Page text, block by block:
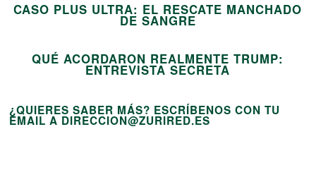
CASO PLUS ULTRA: EL RESCATE MANCHADO
DE SANGRE
QUÉ ACORDARON REALMENTE TRUMP:
ENTREVISTA SECRETA
¿QUIERES SABER MÁS? ESCRÍBENOS CON TU
EMAIL A DIRECCION@ZURIRED.ES